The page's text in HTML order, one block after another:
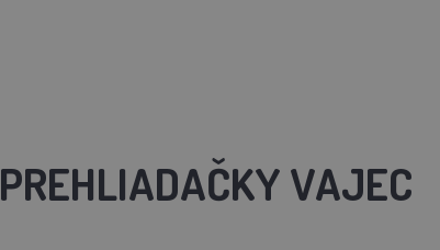
PREHLIADAČKY VAJEC